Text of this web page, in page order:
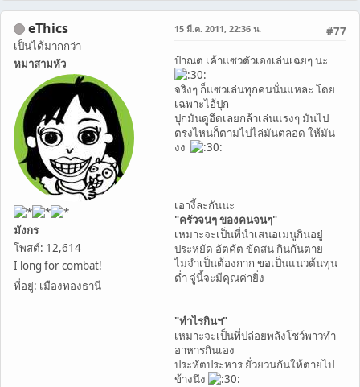
eThics
เป็นได้มากกว่า
หมาสามหัว
มังกร
โพสต์: 12,614
I long for combat!
ที่อยู่: เมืองทองธานี
#77
15 มี.ค. 2011, 22:36 น.
ป๋าณต เค้าแซวตัวเองเล่นเฉยๆ นะ
จริงๆ ก็แซวเล่นทุกคนนั่นแหละ โดย
เฉพาะไอ้ปุก
ปุกมันดูอึดเลยกล้าเล่นแรงๆ มันไป
ตรงไหนก็ตามไปไล่มันตลอด ให้มัน
งง
เอางี้ละกันนะ
"ครัวจนๆ ของคนจนๆ"
เหมาะจะเป็นที่นำเสนอเมนูกินอยู่
ประหยัด อัตคัต ขัดสน กินกันตาย
ไม่จำเป็นต้องกาก ขอเป็นแนวต้นทุน
ต่ำ จู๋นี้จะมีคุณค่ายิ่ง
"ทำไรกินฯ"
เหมาะจะเป็นที่ปล่อยพลังโชว์พาวทำ
อาหารกินเอง
ประหัตประหาร ยั่วยวนกันให้ตายไป
ข้างนึง